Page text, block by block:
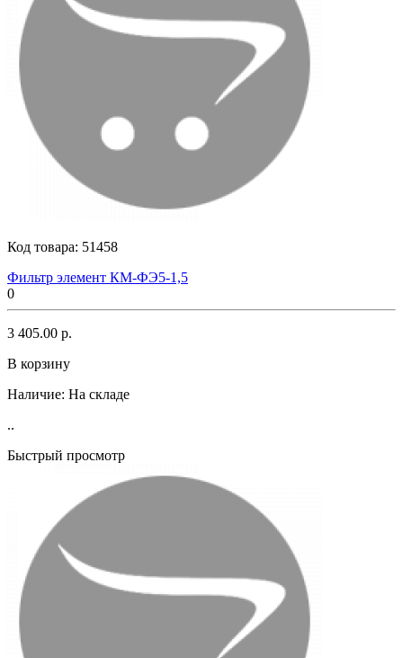
Код товара: 51458
Фильтр элемент КМ-ФЭ5-1,5
0
3 405.00 р.
В корзину
Наличие: На складе
..
Быстрый просмотр